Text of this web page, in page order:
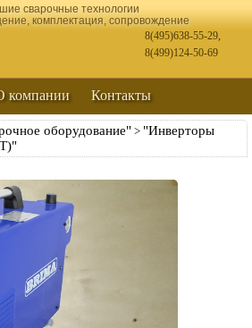
сварочные технологии
комплектация, сопровождение
8(495)638-55-29,
8(499)124-50-69
компании Контакты
оборудование" > "Инверторы